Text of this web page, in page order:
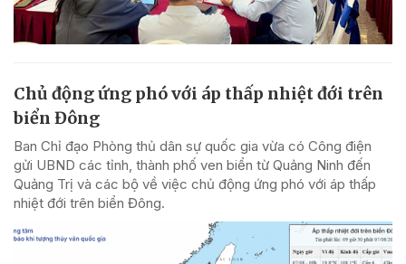
Chủ động ứng phó với áp thấp nhiệt đới trên
biển Đông
Ban Chỉ đạo Phòng thủ dân sự quốc gia vừa có Công điện
gửi UBND các tỉnh, thành phố ven biển từ Quảng Ninh đến
Quảng Trị và các bộ về việc chủ động ứng phó với áp thấp
nhiệt đới trên biển Đông.